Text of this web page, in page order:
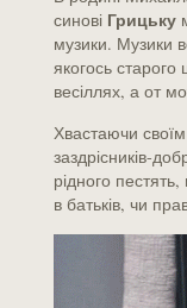
синові Грицьку
музики. Музики
якогось
весіллях, а от
Хвастаючи
заздрісників-
рідного
в батьків, чи